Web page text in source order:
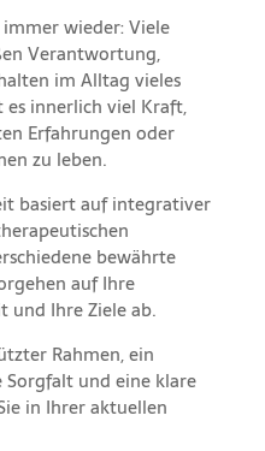
wieder: Viele
Verantwortung,
im Alltag vieles
innerlich viel Kraft,
Erfahrungen oder
zu leben.
basiert auf integrativer
bewährte
auf Ihre
und Ihre Ziele ab.
Rahmen, ein
Sorgfalt und eine klare
in Ihrer aktuellen